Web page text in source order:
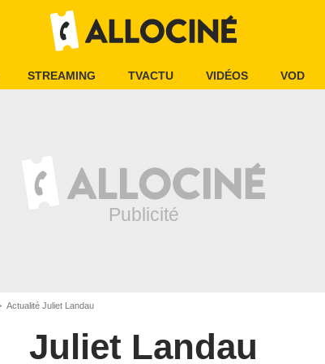
STREAMING TVACTU VIDÉOS VOD
Actualité Juliet Landau
Juliet Landau